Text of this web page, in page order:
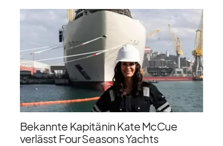
Bekannte Kapitänin Kate McCue
verlässt Four Seasons Yachts